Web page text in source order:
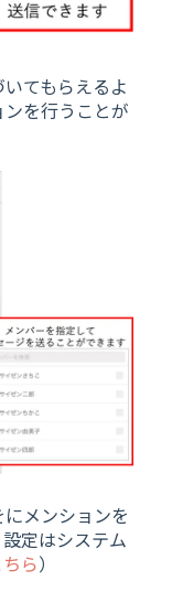
てもらえるよ
を行うことが
メンションを
定はシステム
ちら）